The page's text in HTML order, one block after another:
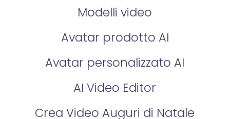
Modelli video
Avatar prodotto AI
Avatar personalizzato AI
AI Video Editor
Crea Video Auguri di Natale